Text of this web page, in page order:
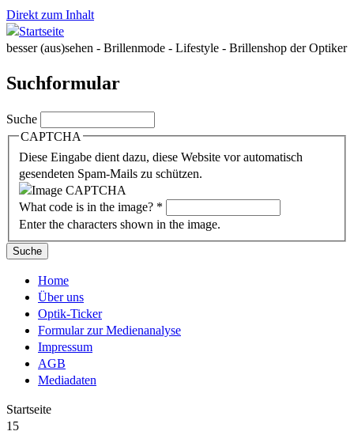
Direkt zum Inhalt
besser (aus)sehen - Brillenmode - Lifestyle - Brillenshop der Optiker
Suchformular
Suche
CAPTCHA
Diese Eingabe dient dazu, diese Website vor automatisch
gesendeten Spam-Mails zu schützen.
What code is in the image? *
Enter the characters shown in the image.
Home
Über uns
Optik-Ticker
Formular zur Medienanalyse
Impressum
AGB
Mediadaten
Startseite
15